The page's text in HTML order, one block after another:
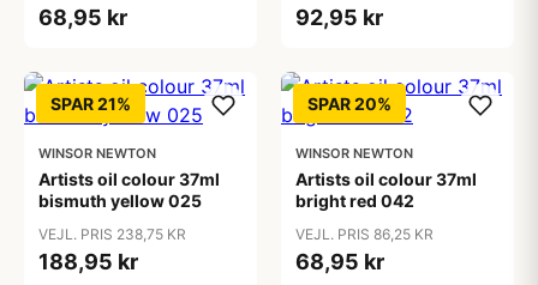
68,95 kr 92,95 kr
SPAR 21%
WINSOR NEWTON
Artists oil colour 37ml
bismuth yellow 025
VEJL. PRIS 238,75 KR
188,95 kr
SPAR 20%
WINSOR NEWTON
Artists oil colour 37ml
bright red 042
VEJL. PRIS 86,25 KR
68,95 kr